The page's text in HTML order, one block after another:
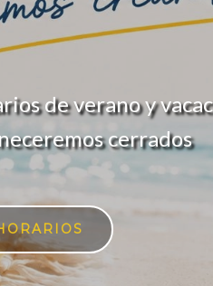
de verano y
cerrados